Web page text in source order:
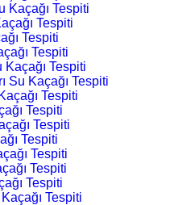
Kaçağı Tespiti
Tespiti
Tespiti
Tespiti
Tespiti
Su Kaçağı Tespiti
Tespiti
Tespiti
Tespiti
Tespiti
Tespiti
Tespiti
Tespiti
Tespiti